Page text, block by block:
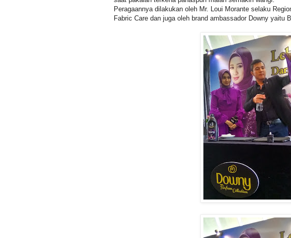
Peragaannya dilakukan oleh Mr. Loui Morante selaku
Fabric Care dan juga oleh brand ambassador Downy yaitu